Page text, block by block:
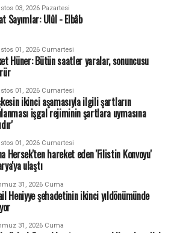
03, 2026 Pazartesi
Sayımlar: Ulûl - Elbâb
01, 2026 Cumartesi
Hüner: Bütün saatler yaralar, sonuncusu
01, 2026 Cumartesi
ikinci aşamasıyla ilgili şartların
işgal rejiminin şartlara uymasına
01, 2026 Cumartesi
Hersek'ten hareket eden 'Filistin Konvoyu'
ulaştı
31, 2026 Cuma
Heniyye şehadetinin ikinci yıldönümünde
31, 2026 Cuma